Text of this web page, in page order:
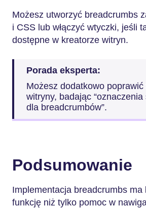
Możesz utworzyć breadcrumbs
i CSS lub włączyć wtyczki, jeśli
dostępne w kreatorze witryn.
Porada eksperta:
Możesz dodatkowo
witryny, badając
dla breadcrumbów”.
Podsumowanie
Implementacja breadcrumbs ma
funkcję niż tylko pomoc w